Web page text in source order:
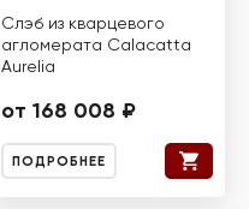
Слэб из кварцевого
агломерата Calacatta
Aurelia
от 168 008 ₽
ПОДРОБНЕЕ